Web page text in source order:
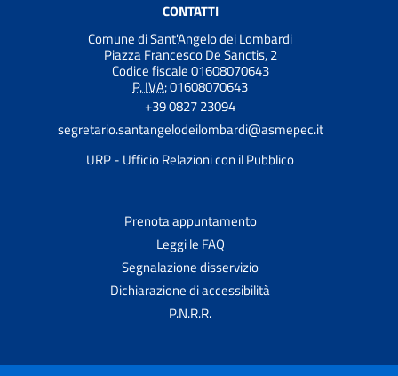
CONTATTI
Comune di Sant'Angelo dei Lombardi
Piazza Francesco De Sanctis, 2
Codice fiscale 01608070643
P. IVA:01608070643
+39 0827 23094
segretario.santangelodeilombardi@asmepec.it
URP - Ufficio Relazioni con il Pubblico
Prenota appuntamento
Leggi le FAQ
Segnalazione disservizio
Dichiarazione di accessibilità
P.N.R.R.